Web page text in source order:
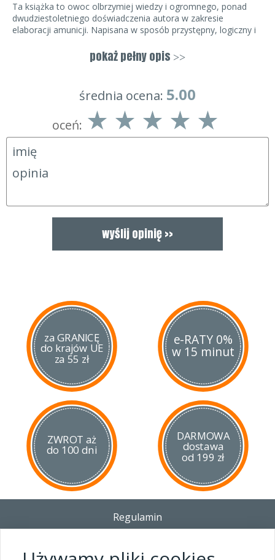
Ta książka to owoc olbrzymiej wiedzy i ogromnego, ponad
dwudziestoletniego doświadczenia autora w zakresie
elaboracji amunicji. Napisana w sposób przystępny, logiczny i
wprowadza czytelnika w arkana kunsztu elaboracji
najwyższym poziomie światowym.
pokaż pełny opis >>
średnia ocena: 5.00
oceń:
za GRANICĘ
do krajów UE
za 55 zł
e-RATY 0%
w 15 minut
ZWROT aż
do 100 dni
DARMOWA
dostawa
od 199 zł
Regulamin
Polityka prywatności i pliki cookies